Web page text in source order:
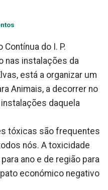
Contínua do I. P.
nas instalações da
está a organizar um
Animais, a decorrer no
daquela
tóxicas são frequentes
nós. A toxicidade
ano e de região para
económico negativo